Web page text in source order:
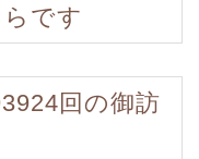
です
回の御訪